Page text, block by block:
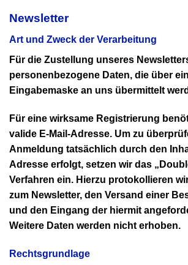
Newsletter
Art und Zweck der Verarbeitung
Für die Zustellung unseres
personenbezogene Daten, die über
Eingabemaske an uns übermittelt
Für eine wirksame Registrierung
valide E-Mail-Adresse. Um zu
Anmeldung tatsächlich durch den
Adresse erfolgt, setzen wir das
Verfahren ein. Hierzu protokollieren
zum Newsletter, den Versand einer
und den Eingang der hiermit
Weitere Daten werden nicht erhoben.
Rechtsgrundlage